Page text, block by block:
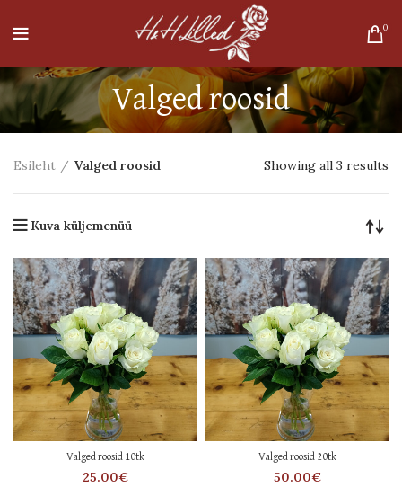
0
Valged roosid
Esileht Valged roosid Showing all 3 results
Kuva küljemenüü
Valged roosid 10tk
25.00€
Valged roosid 20tk
50.00€